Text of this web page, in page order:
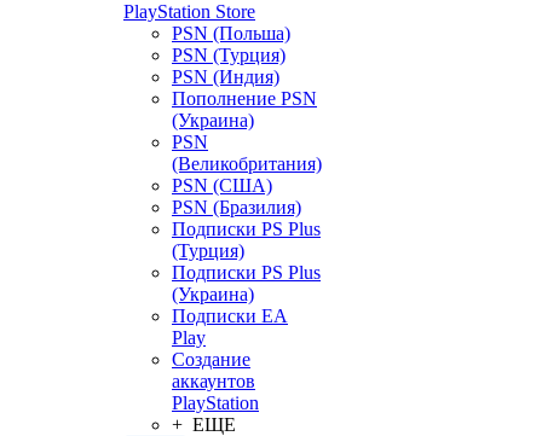
PlayStation Store
PSN (Польша)
PSN (Турция)
PSN (Индия)
Пополнение PSN
(Украина)
PSN
(Великобритания)
PSN (США)
PSN (Бразилия)
Подписки PS Plus
(Турция)
Подписки PS Plus
(Украина)
Подписки EA
Play
Создание
аккаунтов
PlayStation
+ ЕЩЕ